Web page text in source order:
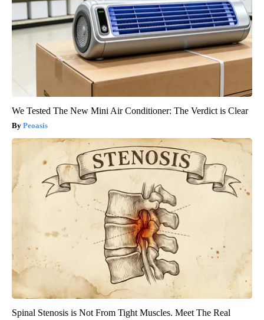
We Tested The New Mini Air Conditioner: The Verdict is Clear
Peoasis
Spinal Stenosis is Not From Tight Muscles. Meet The Real